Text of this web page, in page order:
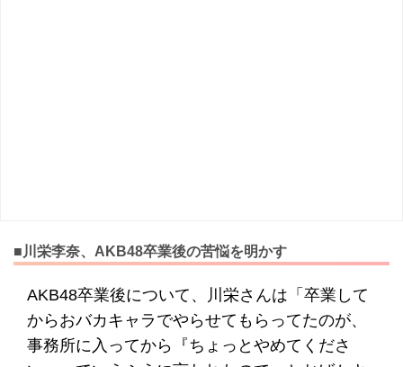
■川栄李奈、AKB48卒業後の苦悩を明かす
AKB48卒業後について、川栄さんは「卒業して
からおバカキャラでやらせてもらってたのが、
事務所に入ってから『ちょっとやめてくださ